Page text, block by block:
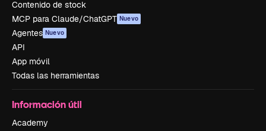
Contenido de stock
MCP para Claude/ChatGPT Nuevo
Agentes Nuevo
API
App móvil
Todas las herramientas
Información útil
Academy